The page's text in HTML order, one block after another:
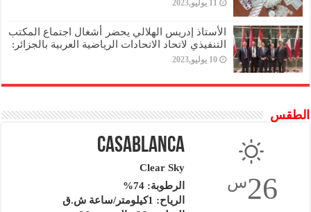
11 يوليو,2023
الأستاذ إدريس الهلالي يحضر أشغال اجتماع المكتب
التنفيذي لاتحاد الاتحادات الرياضية العربية بالجزائر:
10 يوليو,2023
الطقس
26س
Casablanca
Clear Sky
الرطوبة: 74%
الرياح: 1كيلومتر/ساعة ش.ق